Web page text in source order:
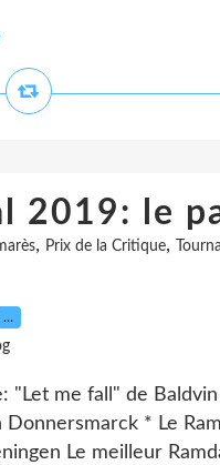
2019: le
, Prix de la Critique,
…
"Let me fall" de
* Le
Le meilleur